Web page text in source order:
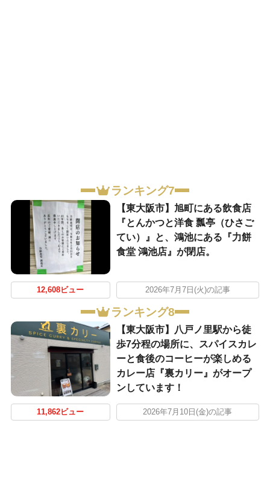
ランキング7
【東大阪市】旭町にある飲食店
『とんかつと洋食 瓢亭（ひさご
てい）』と、鴻池にある『力餅
食堂 鴻池店』が閉店。
12,608ビュー 2026年7月7日(火)の記事
ランキング8
【東大阪市】八戸ノ里駅から徒
歩7分程の場所に、スパイスカレ
ーと食後のコーヒーが楽しめる
カレー店『裏カリー』がオープ
ンしています！
11,862ビュー 2026年7月10日(金)の記事